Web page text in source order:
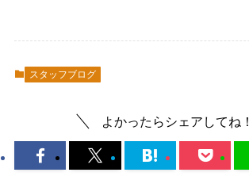
スタッフブログ
よかったらシェアしてね！